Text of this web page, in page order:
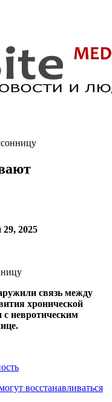
2025
связь между
хронической
невротическим
восстанавливаться